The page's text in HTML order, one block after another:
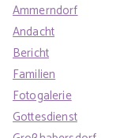
Ammerndorf
Andacht
Bericht
Familien
Fotogalerie
Gottesdienst